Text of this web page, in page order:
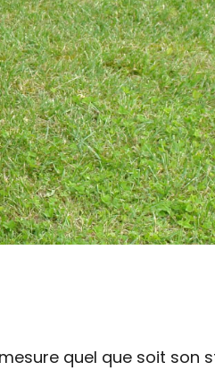
quel que soit son